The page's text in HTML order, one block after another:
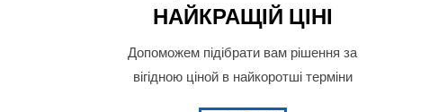
НАЙКРАЩІЙ ЦІНІ
Допоможем підібрати вам рішення за
вігідною ціной в найкоротші терміни